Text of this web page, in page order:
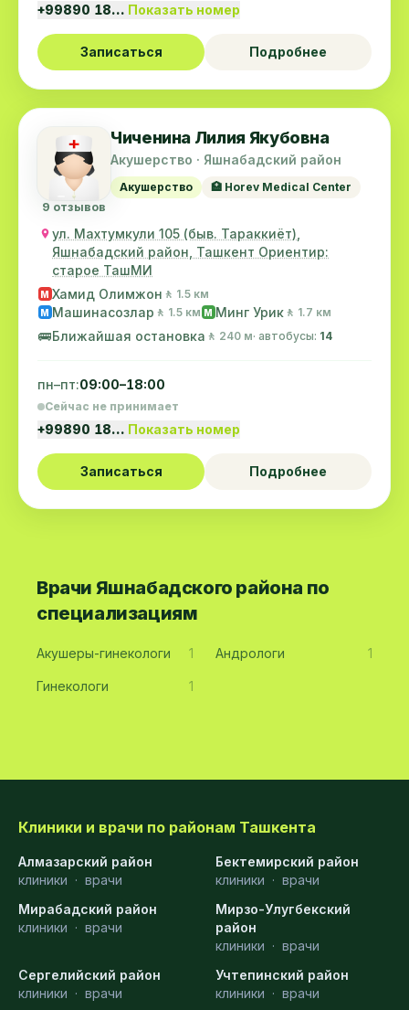
+99890 18… Показать номер
Записаться Подробнее
9 отзывов
Чиченина Лилия Якубовна
Акушерство · Яшнабадский район
Акушерство 🏥 Horev Medical Center
ул. Махтумкули 105 (быв. Тараккиёт),
Яшнабадский район, Ташкент Ориентир:
старое ТашМИ
M Хамид Олимжон 🚶 1.5 км
M Машинасозлар 🚶 1.5 км M Минг Урик 🚶 1.7 км
🚌Ближайшая остановка 🚶 240 м· автобусы: 14
пн–пт:09:00–18:00
Сейчас не принимает
+99890 18… Показать номер
Записаться Подробнее
Врачи Яшнабадского района по
специализациям
Акушеры-гинекологи 1 Андрологи 1
Гинекологи 1
Клиники и врачи по районам Ташкента
Алмазарский район
клиники · врачи
Бектемирский район
клиники · врачи
Мирабадский район
клиники · врачи
Мирзо-Улугбекский
район
клиники · врачи
Сергелийский район
клиники · врачи
Учтепинский район
клиники · врачи